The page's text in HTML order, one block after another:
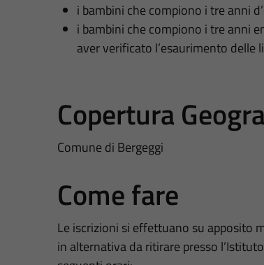
i bambini che compiono i tre anni
i bambini che compiono i tre anni
aver verificato l’esaurimento
Copertura
Comune di Bergeggi
Come fare
Le iscrizioni si effettuano su apposito
in alternativa da ritirare presso